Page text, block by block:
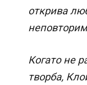
открива
Когато не
творба,